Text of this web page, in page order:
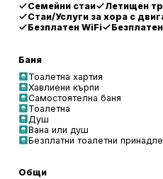
Семейни стаи Летищен
Стаи/Услуги за хора с
Безплатен WiFi
Баня
Тоалетна хартия
Хавлиени кърпи
Самостоятелна баня
Тоалетна
Душ
Вана или душ
Безплатни тоалетни
Общи